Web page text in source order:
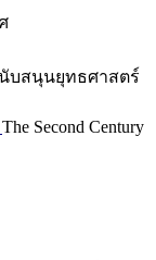
บสนุนยุทธศาสตร์
The Second Century